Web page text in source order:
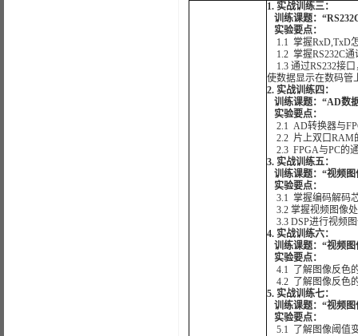
1. 实战训练三：
训练课题：
实验要点：
1.1 掌握RxD,TxD
1.2 掌握RS232C通
1.3 通过RS232接
使数据显示在数码管
2. 实战训练四：
训练课题：“AD数
实验要点：
2.1 AD转换器与
2.2 片上双口RAM
2.3 FPGA与PC的
3. 实战训练五：
训练课题：“视频图
实验要点：
3.1 掌握编码解码
3.2 掌握视频图像
3.3 DSP进行视频
4. 实战训练六：
训练课题：“视频图
实验要点：
4.1 了解图像反色
4.2 了解图像反色
5. 实战训练七：
训练课题：“视频图
实验要点：
5.1 了解图像阈值